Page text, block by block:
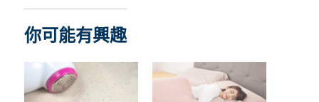
你可能有興趣